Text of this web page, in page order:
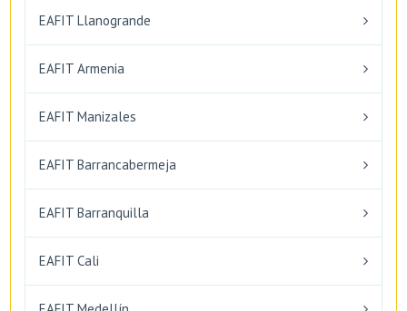
EAFIT Llanogrande
EAFIT Armenia
EAFIT Manizales
EAFIT Barrancabermeja
EAFIT Barranquilla
EAFIT Cali